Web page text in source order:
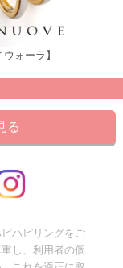
ォーラ】
る
ハピリングをご
し、利用者の個